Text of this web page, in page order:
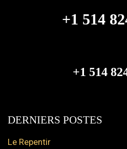
+1 514
+1 514
DERNIERS POSTES
Le Repentir